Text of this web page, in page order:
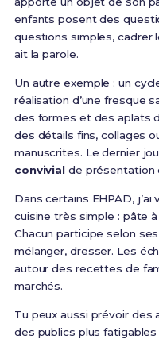
enfants posent des
questions simples, cadrer
ait la parole.
Un autre exemple : un
réalisation d’une fresque
des formes et des aplats
des détails fins, collages
manuscrites. Le dernier
convivial de présentation
Dans certains EHPAD,
cuisine très simple : pâte
Chacun participe selon
mélanger, dresser. Les
autour des recettes de
marchés.
Tu peux aussi prévoir des
des publics plus fatigables